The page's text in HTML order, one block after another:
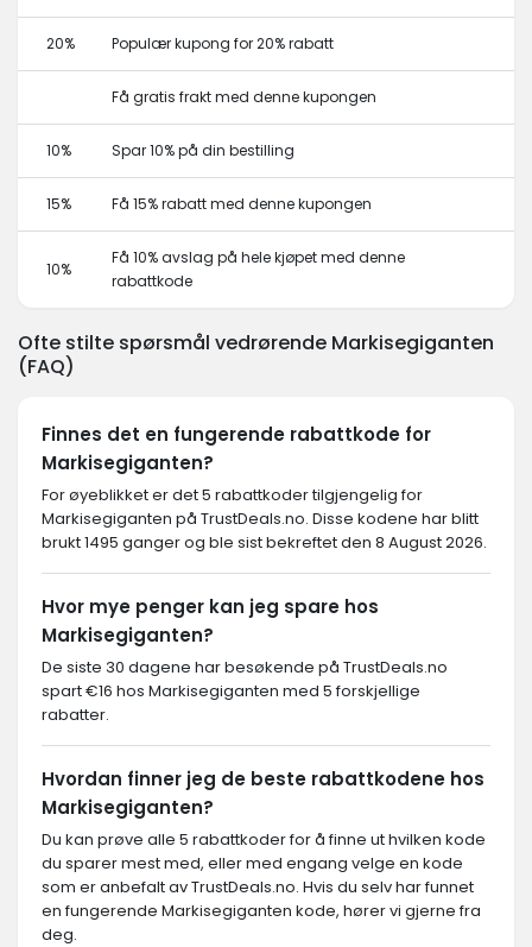
20% Populær kupong for 20% rabatt
Få gratis frakt med denne kupongen
10% Spar 10% på din bestilling
15% Få 15% rabatt med denne kupongen
10%
Få 10% avslag på hele kjøpet med denne
rabattkode
Ofte stilte spørsmål vedrørende Markisegiganten
(FAQ)
Finnes det en fungerende rabattkode for
Markisegiganten?
For øyeblikket er det 5 rabattkoder tilgjengelig for
Markisegiganten på TrustDeals.no. Disse kodene har blitt
brukt 1495 ganger og ble sist bekreftet den 8 August 2026.
Hvor mye penger kan jeg spare hos
Markisegiganten?
De siste 30 dagene har besøkende på TrustDeals.no
spart €16 hos Markisegiganten med 5 forskjellige
rabatter.
Hvordan finner jeg de beste rabattkodene hos
Markisegiganten?
Du kan prøve alle 5 rabattkoder for å finne ut hvilken kode
du sparer mest med, eller med engang velge en kode
som er anbefalt av TrustDeals.no. Hvis du selv har funnet
en fungerende Markisegiganten kode, hører vi gjerne fra
deg.